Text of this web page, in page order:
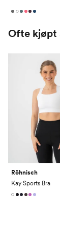
Ofte kjøpt
Röhnisch
Kay Sports Bra